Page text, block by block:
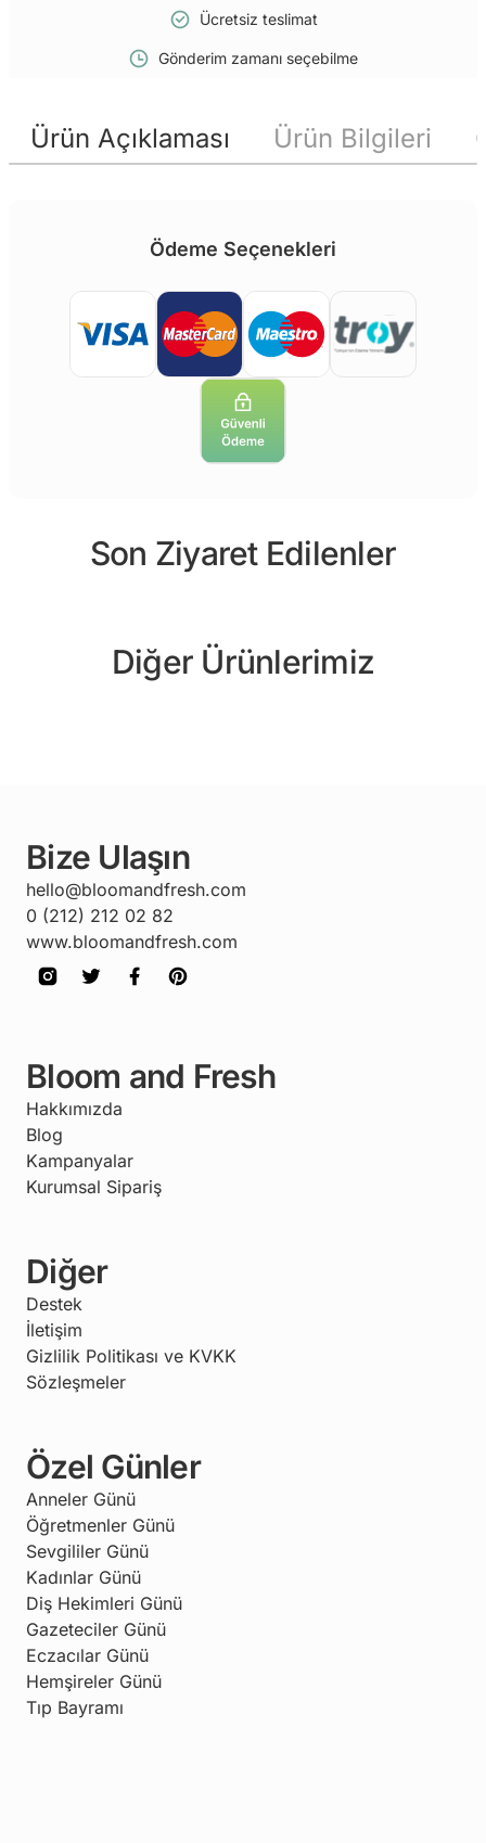
Ücretsiz teslimat
Gönderim zamanı seçebilme
Ürün Açıklaması Ürün Bilgileri
Ödeme Seçenekleri
Son Ziyaret Edilenler
Diğer Ürünlerimiz
Bize Ulaşın
hello@bloomandfresh.com
0 (212) 212 02 82
www.bloomandfresh.com
Bloom and Fresh
Hakkımızda
Blog
Kampanyalar
Kurumsal Sipariş
Diğer
Destek
İletişim
Gizlilik Politikası ve KVKK
Sözleşmeler
Özel Günler
Anneler Günü
Öğretmenler Günü
Sevgililer Günü
Kadınlar Günü
Diş Hekimleri Günü
Gazeteciler Günü
Eczacılar Günü
Hemşireler Günü
Tıp Bayramı